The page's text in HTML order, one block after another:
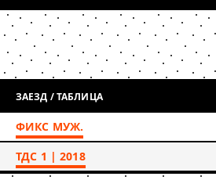
ЗАЕЗД / ТАБЛИЦА
ФИКС МУЖ.
ТДС 1 | 2018